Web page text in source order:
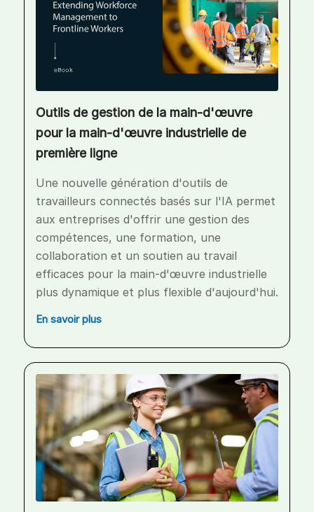
Outils de gestion de la main-d'œuvre
pour la main-d'œuvre industrielle de
première ligne
Une nouvelle génération d'outils de
travailleurs connectés basés sur l'IA permet
aux entreprises d'offrir une gestion des
compétences, une formation, une
collaboration et un soutien au travail
efficaces pour la main-d'œuvre industrielle
plus dynamique et plus flexible d'aujourd'hui.
En savoir plus